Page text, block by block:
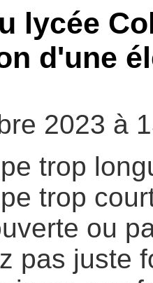
lycée
d'une
2023 à
trop
trop
ou
pas juste